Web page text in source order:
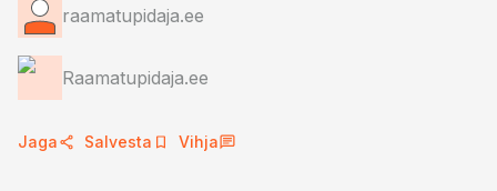
raamatupidaja.ee
Raamatupidaja.ee
Jaga Salvesta Vihja